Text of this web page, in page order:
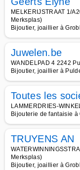
MELKERIJSTRAAT 1/
Merksplas)
Bijoutier, joaillier à
Juwelen.be
WANDELPAD 4 2242
Bijoutier, joaillier à
Toutes les
LAMMERDRIES-
Bijouterie de fantaisie à
TRUYENS AN
Merksplas)
Bijoutier, joaillier à